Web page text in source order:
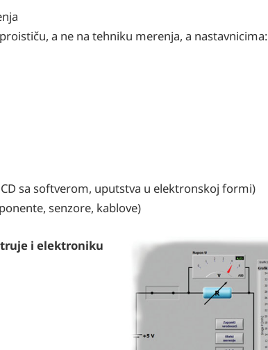
a ne na tehniku merenja, a nastavnicima:
sa softverom, uputstva u elektronskoj formi)
senzore, kablove)
i elektroniku